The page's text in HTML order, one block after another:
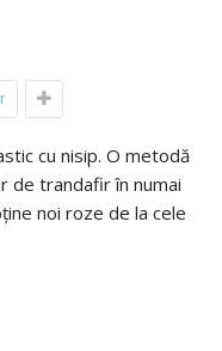
cu nisip. O metodă
de trandafir în numai
noi roze de la cele